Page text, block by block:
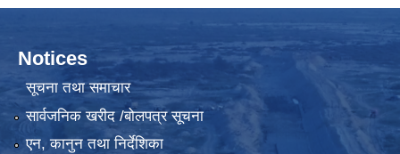
Notices
सूचना तथा समाचार
सार्वजनिक खरीद /बोलपत्र सूचना
एन, कानुन तथा निर्देशिका